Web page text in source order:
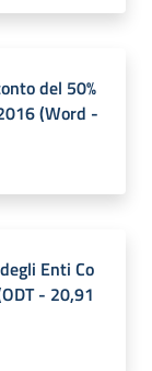
del 50%
(Word -
Enti Co
ODT- 20,91